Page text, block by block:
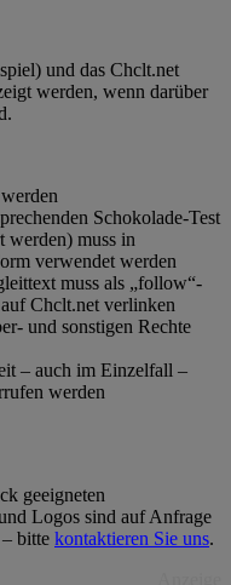
und das Chclt.net
werden, wenn darüber
Schokolade-Test
werden) muss in
verwendet werden
muss als „follow“-
Chclt.net verlinken
und sonstigen Rechte
– auch im Einzelfall –
werden
geeigneten
Logos sind auf Anfrage
bitte kontaktieren Sie uns.